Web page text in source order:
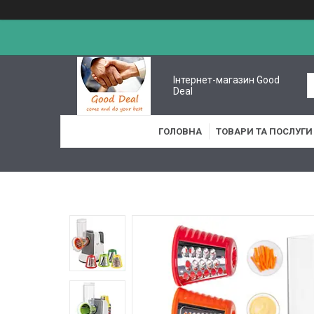
Інтернет-магазин Good
Deal
ГОЛОВНА ТОВАРИ ТА ПОСЛУГИ